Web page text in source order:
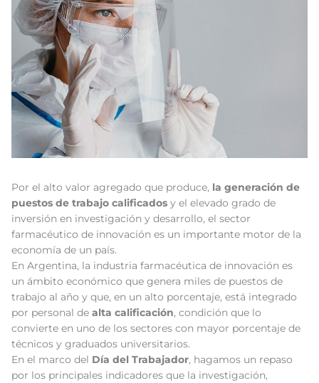
Por el alto valor agregado que produce, la generación de
puestos de trabajo calificados y el elevado grado de
inversión en investigación y desarrollo, el sector
farmacéutico de innovación es un importante motor de la
economía de un país.
En Argentina, la industria farmacéutica de innovación es
un ámbito económico que genera miles de puestos de
trabajo al año y que, en un alto porcentaje, está integrado
por personal de alta calificación, condición que lo
convierte en uno de los sectores con mayor porcentaje de
técnicos y graduados universitarios.
En el marco del Día del Trabajador, hagamos un repaso
por los principales indicadores que la investigación,